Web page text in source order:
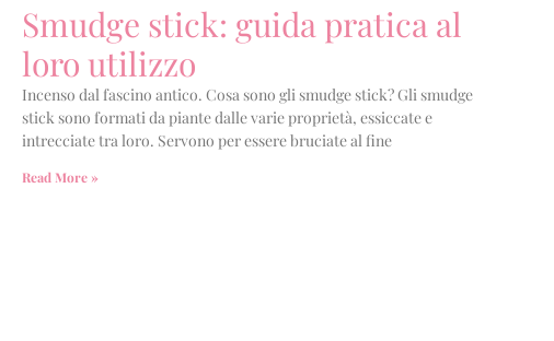
Smudge stick: guida pratica al
loro utilizzo
Incenso dal fascino antico. Cosa sono gli smudge stick? Gli smudge
stick sono formati da piante dalle varie proprietà, essiccate e
intrecciate tra loro. Servono per essere bruciate al fine
Read More »